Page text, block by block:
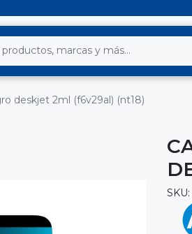
deskjet 2ml (f6v29al) (nt18)